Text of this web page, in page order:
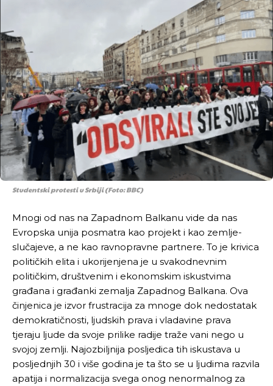
Studentski protesti u Srbiji (Foto: BBC)
Mnogi od nas na Zapadnom Balkanu vide da nas
Evropska unija posmatra kao projekt i kao zemlje-
slučajeve, a ne kao ravnopravne partnere. To je krivica
političkih elita i ukorijenjena je u svakodnevnim
političkim, društvenim i ekonomskim iskustvima
građana i građanki zemalja Zapadnog Balkana. Ova
činjenica je izvor frustracija za mnoge dok nedostatak
demokratičnosti, ljudskih prava i vladavine prava
tjeraju ljude da svoje prilike radije traže vani nego u
svojoj zemlji. Najozbiljnija posljedica tih iskustava u
posljednjih 30 i više godina je ta što se u ljudima razvila
apatija i normalizacija svega onog nenormalnog za